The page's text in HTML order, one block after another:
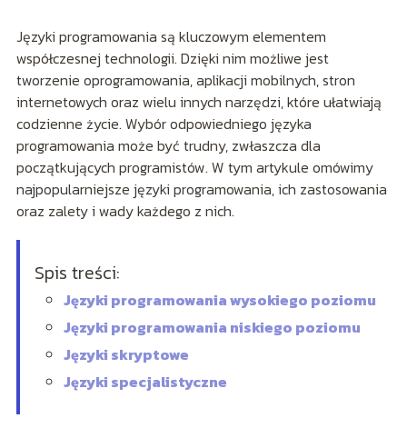
Języki programowania są kluczowym elementem
współczesnej technologii. Dzięki nim możliwe jest
tworzenie oprogramowania, aplikacji mobilnych, stron
internetowych oraz wielu innych narzędzi, które ułatwiają
codzienne życie. Wybór odpowiedniego języka
programowania może być trudny, zwłaszcza dla
początkujących programistów. W tym artykule omówimy
najpopularniejsze języki programowania, ich zastosowania
oraz zalety i wady każdego z nich.
Spis treści:
Języki programowania wysokiego poziomu
Języki programowania niskiego poziomu
Języki skryptowe
Języki specjalistyczne